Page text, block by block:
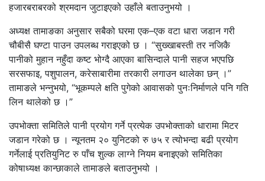
हजारबराबरको श्रमदान जुटाइएको उहाँले बताउनुभयो ।
अध्यक्ष तामाङका अनुसार सबैको घरमा एक–एक वटा धारा जडान गरी
चौबीसै घण्टा पाउन उपलब्ध गराइएको छ । “सुख्खाबस्ती तर नजिकै
पानीको मुहान नहुँदा कष्ट भोग्दै आएका बासिन्दाले पानी सहज भएपछि
सरसफाइ, पशुपालन, करेसाबारीमा तरकारी लगाउन थालेका छन् ।”
तामाङले भन्नुभयो, “भूकम्पले क्षति पुगेको आवासको पुनःनिर्माणले पनि गति
लिन थालेको छ ।”
उपभोक्ता समितिले पानी प्रयोग गर्ने प्रत्येक उपभोक्ताको धारामा मिटर
जडान गरेको छ । न्यूनतम २० युनिटको रु ७५ र त्योभन्दा बढी प्रयोग
गर्नेलाई प्रतियुनिट रु पाँच शुल्क लाग्ने नियम बनाइएको समितिका
कोषाध्यक्ष कान्छाकाले तामाङले बताउनुभयो ।